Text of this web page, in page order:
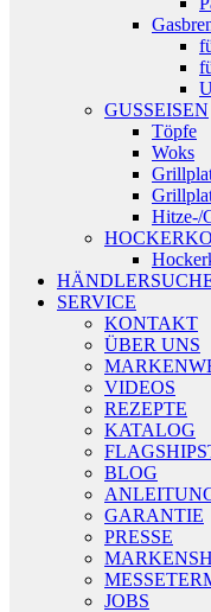
GUSSEISEN
Töpfe
Woks
Hitze-/
SERVICE
KONTAKT
ÜBER UNS
VIDEOS
REZEPTE
KATALOG
BLOG
GARANTIE
PRESSE
JOBS